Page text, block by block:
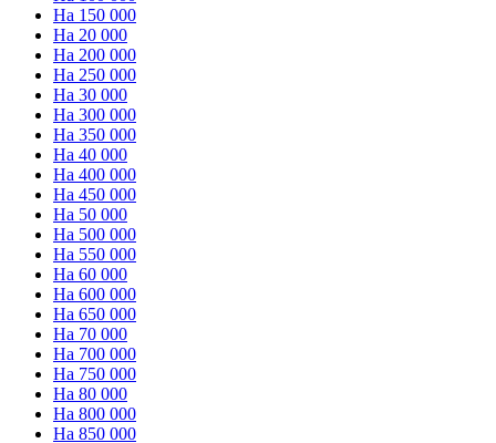
На 150 000
На 20 000
На 200 000
На 250 000
На 30 000
На 300 000
На 350 000
На 40 000
На 400 000
На 450 000
На 50 000
На 500 000
На 550 000
На 60 000
На 600 000
На 650 000
На 70 000
На 700 000
На 750 000
На 80 000
На 800 000
На 850 000